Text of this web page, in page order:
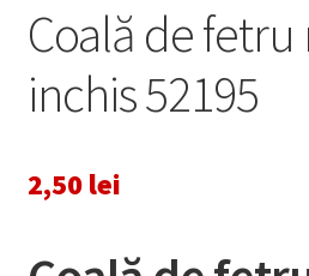
Coală de
inchis 52195
2,50lei